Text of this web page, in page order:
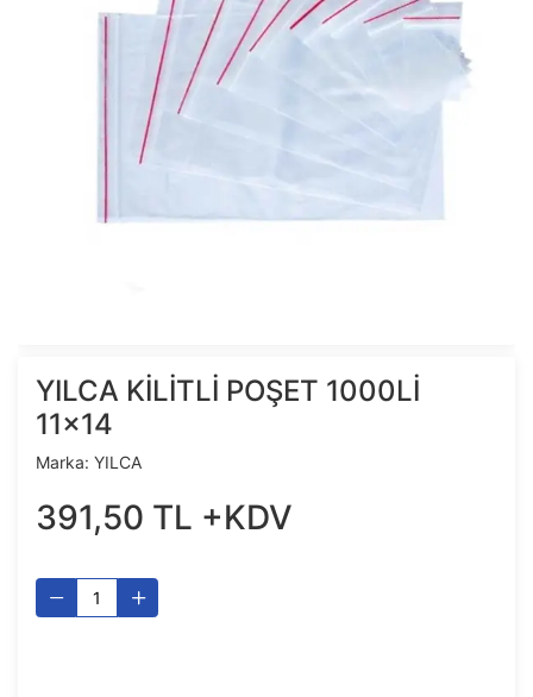
YILCA KİLİTLİ POŞET 1000Lİ
11x14
Marka: YILCA
391,50 TL +KDV